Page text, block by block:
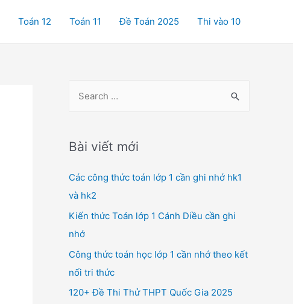
Toán 12 Toán 11 Đề Toán 2025 Thi vào 10
r
h
f
o
r
:
Bài viết mới
Các công thức toán lớp 1 cần ghi nhớ hk1
và hk2
Kiến thức Toán lớp 1 Cánh Diều cần ghi
nhớ
Công thức toán học lớp 1 cần nhớ theo kết
nối tri thức
120+ Đề Thi Thử THPT Quốc Gia 2025